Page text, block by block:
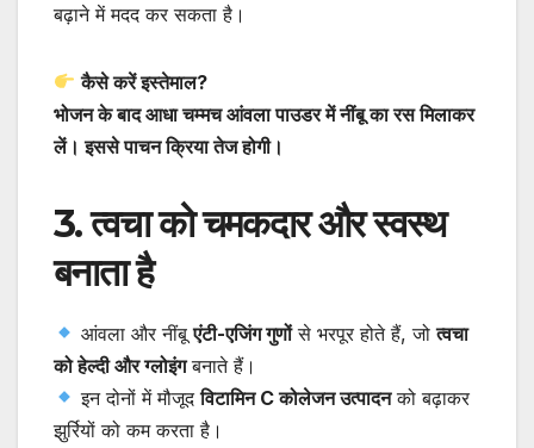
बढ़ाने में मदद कर सकता है।
कैसे करें इस्तेमाल?
भोजन के बाद आधा चम्मच आंवला पाउडर में नींबू का रस मिलाकर
लें। इससे पाचन क्रिया तेज होगी।
3. त्वचा को चमकदार और स्वस्थ
बनाता है
आंवला और नींबूएंटी-एजिंग गुणोंसे भरपूर होते हैं, जोत्वचा
को हेल्दी और ग्लोइंगबनाते हैं।
इन दोनों में मौजूदविटामिन C कोलेजन उत्पादनको बढ़ाकर
झुर्रियों को कम करता है।